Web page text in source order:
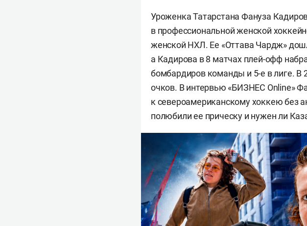
Уроженка Татарстана Фануза
в профессиональной женской
женской НХЛ. Ее «Оттава Чардж»
а Кадирова в 8 матчах плей-офф
бомбардиров команды и 5-е в лиге. В
очков. В интервью «БИЗНЕС Online»
к североамериканскому хоккею без
полюбили ее прическу и нужен ли